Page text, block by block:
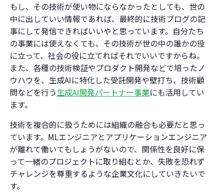
もし、その技術が使い物にならなかったとしても、世の
中に出していい情報であれば、最終的に技術ブログの記
事にして発信できればいいやと思っています。自分たち
の事業には使えなくても、その技術が世の中の誰かの役
に立って、社会の役に立てればそれでいいですからね。
また、各種の技術検証やプロダクト開発などで培ったノ
ウハウを、生成AIに特化した受託開発や壁打ち、技術顧
問などを行う生成AI開発パートナー事業にも活用してい
ます。
技術を複合的に扱うためには組織の融合も必要だと思っ
ています。MLエンジニアとアプリケーションエンジニア
が離れて働いてもしょうがないので、関係性を良好に保
って一緒のプロジェクトに取り組むとか、失敗を恐れず
チャレンジを尊重するような企業文化にしていきたいで
す。